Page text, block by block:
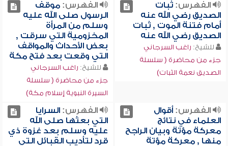
الفهرس:ثبات
الصديق رضي الله عنه
أمام فتنة الموت , ثبات
الصديق رضي الله عنه
للشيخ: راغب السرجاني
جزء من محاضرة ( سلسلة
الصديق نعمة الثبات)
الفهرس:موقف
الرسول صلى الله عليه
وسلم من المرأة
المخزومية التي سرقت ,
بعض الأحداث والمواقف
التي وقعت بعد فتح مكة
للشيخ: راغب السرجاني
جزء من محاضرة ( سلسلة
السيرة النبوية إسلام مكة)
الفهرس:أقوال
العلماء في نتائج
معركة مؤتة وبيان الراجح
منها , معركة مؤتة
الفهرس:السرايا
التي بعثها صلى الله
عليه وسلم بعد غزوة ذي
قرد لتأديب القبائل التي